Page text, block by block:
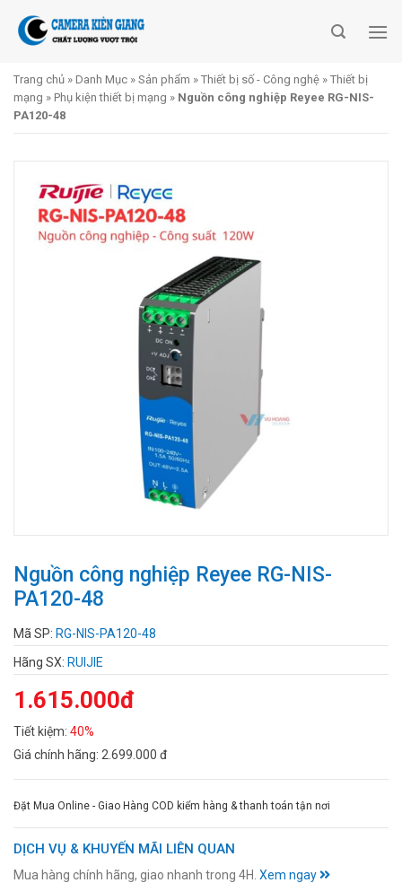
Trang chủ » Danh Mục » Sản phẩm » Thiết bị số - Công nghệ » Thiết bị
mạng » Phụ kiện thiết bị mạng » Nguồn công nghiệp Reyee RG-NIS-
PA120-48
Nguồn công nghiệp Reyee RG-NIS-
PA120-48
Mã SP: RG-NIS-PA120-48
Hãng SX: RUIJIE
1.615.000đ
Tiết kiệm: 40%
Giá chính hãng: 2.699.000 đ
Đặt Mua Online - Giao Hàng COD kiểm hàng & thanh toán tận nơi
DỊCH VỤ & KHUYẾN MÃI LIÊN QUAN
Mua hàng chính hãng, giao nhanh trong 4H. Xem ngay